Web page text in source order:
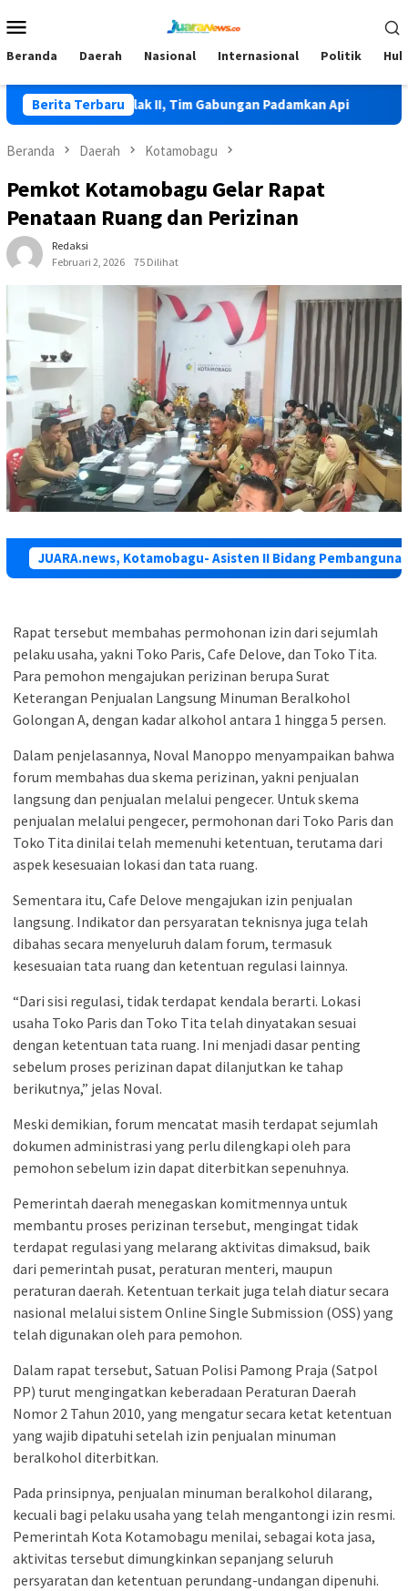
ke
Mobile
Beranda Daerah Nasional Internasional Politik
Berita Terbaru
di Lolak II, Tim Gabungan Padamkan Api HKG PKK
Beranda Daerah Kotamobagu
Pemkot Kotamobagu Gelar Rapat
Penataan Ruang dan Perizinan
Redaksi
Februari 2, 2026
75 Dilihat
JUARA.news, Kotamobagu- Asisten II Bidang
Rapat tersebut membahas permohonan izin dari sejumlah
pelaku usaha, yakni Toko Paris, Cafe Delove, dan Toko Tita.
Para pemohon mengajukan perizinan berupa Surat
Keterangan Penjualan Langsung Minuman Beralkohol
Golongan A, dengan kadar alkohol antara 1 hingga 5 persen.
Dalam penjelasannya, Noval Manoppo menyampaikan bahwa
forum membahas dua skema perizinan, yakni penjualan
langsung dan penjualan melalui pengecer. Untuk skema
penjualan melalui pengecer, permohonan dari Toko Paris dan
Toko Tita dinilai telah memenuhi ketentuan, terutama dari
aspek kesesuaian lokasi dan tata ruang.
Sementara itu, Cafe Delove mengajukan izin penjualan
langsung. Indikator dan persyaratan teknisnya juga telah
dibahas secara menyeluruh dalam forum, termasuk
kesesuaian tata ruang dan ketentuan regulasi lainnya.
“Dari sisi regulasi, tidak terdapat kendala berarti. Lokasi
usaha Toko Paris dan Toko Tita telah dinyatakan sesuai
dengan ketentuan tata ruang. Ini menjadi dasar penting
sebelum proses perizinan dapat dilanjutkan ke tahap
berikutnya,” jelas Noval.
Meski demikian, forum mencatat masih terdapat sejumlah
dokumen administrasi yang perlu dilengkapi oleh para
pemohon sebelum izin dapat diterbitkan sepenuhnya.
Pemerintah daerah menegaskan komitmennya untuk
membantu proses perizinan tersebut, mengingat tidak
terdapat regulasi yang melarang aktivitas dimaksud, baik
dari pemerintah pusat, peraturan menteri, maupun
peraturan daerah. Ketentuan terkait juga telah diatur secara
nasional melalui sistem Online Single Submission (OSS) yang
telah digunakan oleh para pemohon.
Dalam rapat tersebut, Satuan Polisi Pamong Praja (Satpol
PP) turut mengingatkan keberadaan Peraturan Daerah
Nomor 2 Tahun 2010, yang mengatur secara ketat ketentuan
yang wajib dipatuhi setelah izin penjualan minuman
beralkohol diterbitkan.
Pada prinsipnya, penjualan minuman beralkohol dilarang,
kecuali bagi pelaku usaha yang telah mengantongi izin resmi.
Pemerintah Kota Kotamobagu menilai, sebagai kota jasa,
aktivitas tersebut dimungkinkan sepanjang seluruh
persyaratan dan ketentuan perundang-undangan dipenuhi.